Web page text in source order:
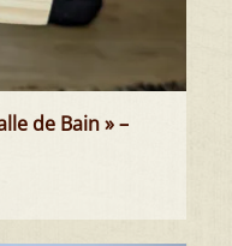
de Bain » –